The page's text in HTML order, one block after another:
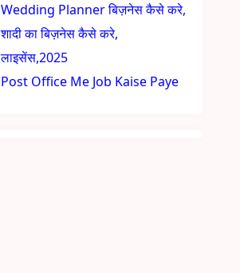
Wedding Planner बिज़नेस कैसे करे,
शादी का बिज़नेस कैसे करे,
लाइसेंस,2025
Post Office Me Job Kaise Paye